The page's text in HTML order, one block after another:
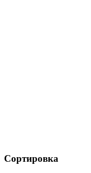
Сортировка